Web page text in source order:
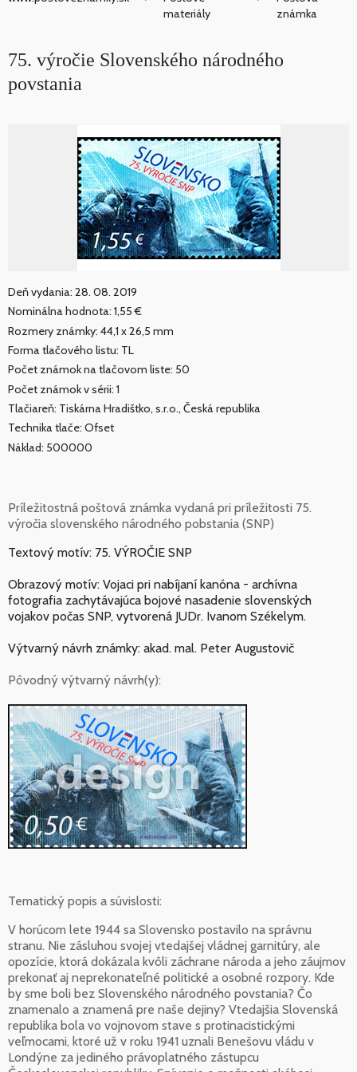
materiály
známka
75. výročie Slovenského národného
povstania
Deň vydania: 28. 08. 2019
Nominálna hodnota: 1,55 €
Rozmery známky: 44,1 x 26,5 mm
Forma tlačového listu: TL
Počet známok na tlačovom liste: 50
Počet známok v sérii: 1
Tlačiareň: Tiskárna Hradištko, s.r.o., Česká republika
Technika tlače: Ofset
Náklad: 500000
Príležitostná poštová známka vydaná pri príležitosti 75.
výročia slovenského národného pobstania (SNP)
Textový motív: 75. VÝROČIE SNP
Obrazový motív: Vojaci pri nabíjaní kanóna - archívna
fotografia zachytávajúca bojové nasadenie slovenských
vojakov počas SNP, vytvorená JUDr. Ivanom Székelym.
Výtvarný návrh známky: akad. mal. Peter Augustovič
Pôvodný výtvarný návrh(y):
Tematický popis a súvislosti:
V horúcom lete 1944 sa Slovensko postavilo na správnu
stranu. Nie zásluhou svojej vtedajšej vládnej garnitúry, ale
opozície, ktorá dokázala kvôli záchrane národa a jeho záujmov
prekonať aj neprekonateľné politické a osobné rozpory. Kde
by sme boli bez Slovenského národného povstania? Čo
znamenalo a znamená pre naše dejiny? Vtedajšia Slovenská
republika bola vo vojnovom stave s protinacistickými
veľmocami, ktoré už v roku 1941 uznali Benešovu vládu v
Londýne za jediného právoplatného zástupcu